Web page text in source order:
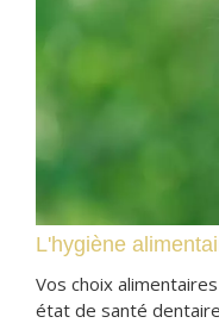
L'hygiène
Vos choix
état de santé